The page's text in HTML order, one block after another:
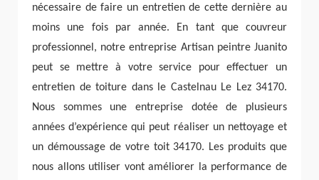
nécessaire de faire un entretien de cette dernière au
moins une fois par année. En tant que couvreur
professionnel, notre entreprise Artisan peintre Juanito
peut se mettre à votre service pour effectuer un
entretien de toiture dans le Castelnau Le Lez 34170.
Nous sommes une entreprise dotée de plusieurs
années d’expérience qui peut réaliser un nettoyage et
un démoussage de votre toit 34170. Les produits que
nous allons utiliser vont améliorer la performance de